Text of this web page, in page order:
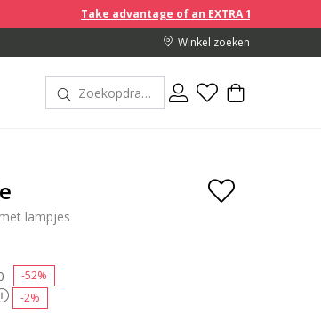
Take advantage of an EXTRA 10% off discount prices
Winkel zoeken
lampjes
from-52%
-2%